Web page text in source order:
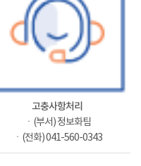
고충사항처리
ㆍ(부서) 정보화팀
ㆍ(전화) 041-560-0343